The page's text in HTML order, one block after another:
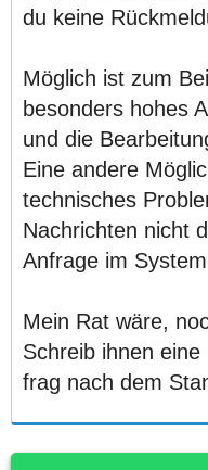
du keine
Möglich ist zum
besonders hohes
und die
Eine andere
technisches
Nachrichten nicht
Anfrage im
Mein Rat wäre,
Schreib ihnen
frag nach dem